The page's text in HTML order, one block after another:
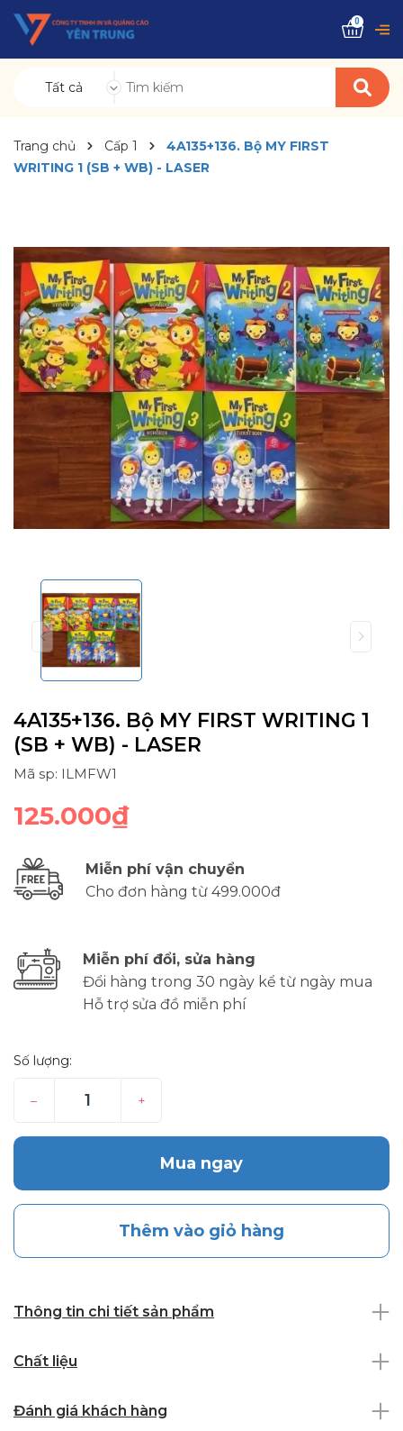
Tất cả
0
Trang chủ Cấp 1
4A135+136. Bộ MY FIRST
WRITING 1 (SB + WB) - LASER
4A135+136. Bộ MY FIRST WRITING 1
(SB + WB) - LASER
Mã sp: ILMFW1
125.000₫
Miễn phí vận chuyển
Cho đơn hàng từ 499.000đ
Miễn phí đổi, sửa hàng
Đổi hàng trong 30 ngày kể từ ngày mua
Hỗ trợ sửa đồ miễn phí
Số lượng:
– +
Mua ngay
Thêm vào giỏ hàng
Thông tin chi tiết sản phẩm
Chất liệu
Đánh giá khách hàng